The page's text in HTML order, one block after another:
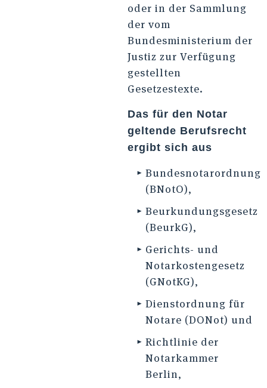
oder in der Sammlung
der vom
Bundesministerium der
Justiz zur Verfügung
gestellten
Gesetzestexte.
Das für den Notar
geltende Berufsrecht
ergibt sich aus
Bundesnotarordnung
(BNotO),
Beurkundungsgesetz
(BeurkG),
Gerichts- und
Notarkosten­gesetz
(GNotKG),
Dienstordnung für
Notare (DONot) und
Richtlinie der
Notarkammer
Berlin,